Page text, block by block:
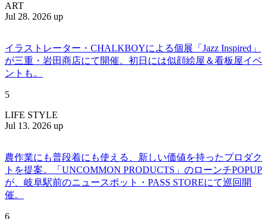
ART
Jul 28. 2026 up
イラストレーター・CHALKBOYによる個展「Jazz Inspired」
が三重・岩田商店にて開催。初日には似顔絵屋＆看板屋イベ
ントも。
5
LIFE STYLE
Jul 13. 2026 up
農作業にも普段着にも使える、新しい価値を持ったプロダク
トを提案。「UNCOMMON PRODUCTS」のローンチPOPUP
が、岐阜駅前のニュースポット・PASS STOREにて巡回開
催。
6